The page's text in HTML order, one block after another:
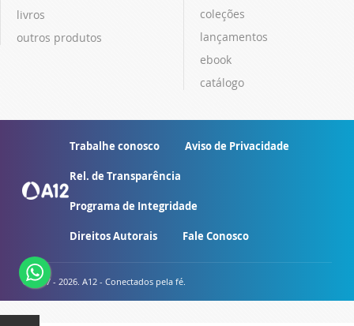
livros
outros produtos
coleções
lançamentos
ebook
catálogo
Trabalhe conosco Aviso de Privacidade
Rel. de Transparência
Programa de Integridade
Direitos Autorais Fale Conosco
© 2007 - 2026. A12 - Conectados pela fé.